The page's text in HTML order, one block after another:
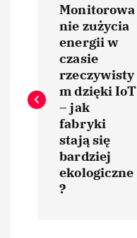
i
Monitorowa
nie zużycia
energii w
czasie
rzeczywisty
m dzięki IoT
– jak
fabryki
stają się
bardziej
ekologiczne
?